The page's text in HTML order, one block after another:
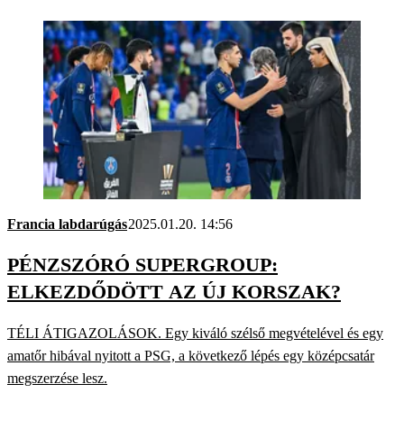
Francia labdarúgás2025.01.20. 14:56
PÉNZSZÓRÓ SUPERGROUP:
ELKEZDŐDÖTT AZ ÚJ KORSZAK?
TÉLI ÁTIGAZOLÁSOK. Egy kiváló szélső megvételével és egy
amatőr hibával nyitott a PSG, a következő lépés egy középcsatár
megszerzése lesz.